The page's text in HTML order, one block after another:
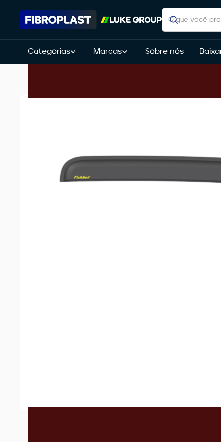
Categorias Marcas Sobre nós